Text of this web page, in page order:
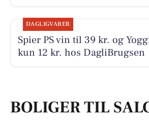
DAGLIGVARER
Spier PS vin til 39 kr. og
kun 12 kr. hos DagliBrugsen
BOLIGER TIL